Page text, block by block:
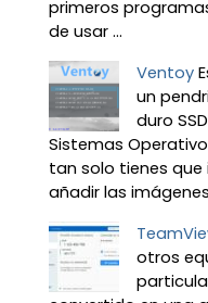
primeros
de usar ...
Ventoy
un
duro
Sistemas
tan solo tienes que
añadir las imágenes
otros